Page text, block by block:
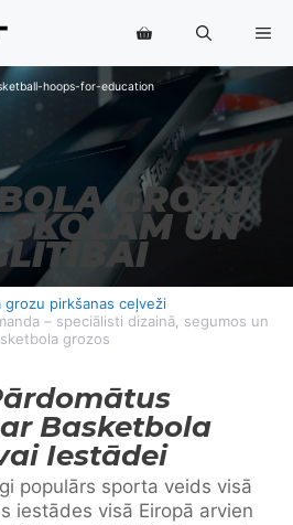
hoops-for-education
GROZU
UN
grozu pirkšanas ceļveži
– speciālisti dizainā, segumos un
grozos
Basketbola
Iestādei
populārs sporta veids visā
iestādes visā Eiropā arvien